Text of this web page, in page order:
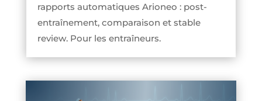
rapports automatiques Arioneo : post-
entraînement, comparaison et stable
review. Pour les entraîneurs.